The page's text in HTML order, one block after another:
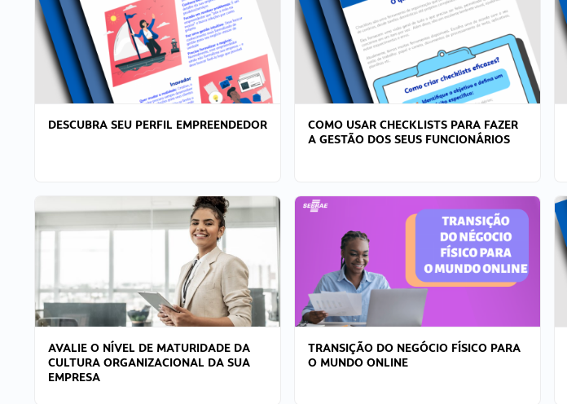
DESCUBRA SEU PERFIL EMPREENDEDOR
COMO USAR CHECKLISTS PARA FAZER
A GESTÃO DOS SEUS FUNCIONÁRIOS
AVALIE O NÍVEL DE MATURIDADE DA
CULTURA ORGANIZACIONAL DA SUA
EMPRESA
TRANSIÇÃO DO NEGÓCIO FÍSICO PARA
O MUNDO ONLINE